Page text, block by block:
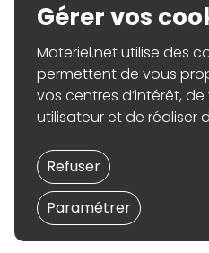
Gérer vos
Materiel.net utilise des
permettent de vous
vos centres d’intérêt,
utilisateur et de réaliser
Paramétrer
Refuser